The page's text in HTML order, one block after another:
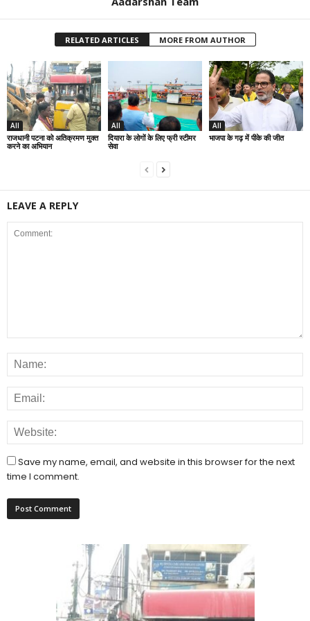
RELATED ARTICLES MORE FROM AUTHOR
All
राजधानी पटना को अतिक्रमण मुक्त
करने का अभियान
All
दियारा के लोगों के लिए फ्री स्टीमर
सेवा
All
भाजपा के गढ़ में पीके की जीत
LEAVE A REPLY
Save my name, email, and website in this browser for the next
time I comment.